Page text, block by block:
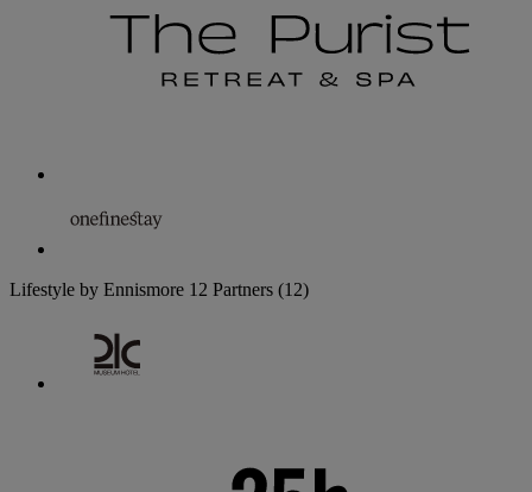
Lifestyle by Ennismore 12 Partners (12)